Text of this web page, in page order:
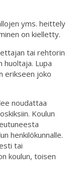
yms. heittely
on kielletty.
tai rehtorin
huoltaja. Lupa
erikseen joko
noudattaa
Koulun
henkilökunnalle.
tai
koulun, toisen